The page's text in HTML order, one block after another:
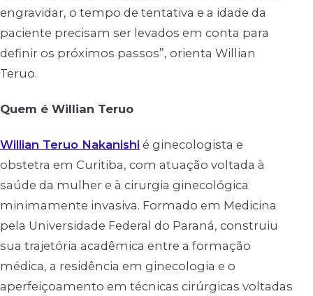
engravidar, o tempo de tentativa e a idade da
paciente precisam ser levados em conta para
definir os próximos passos”, orienta Willian
Teruo.
Quem é Willian Teruo
Willian Teruo Nakanishi é ginecologista e
obstetra em Curitiba, com atuação voltada à
saúde da mulher e à cirurgia ginecológica
minimamente invasiva. Formado em Medicina
pela Universidade Federal do Paraná, construiu
sua trajetória acadêmica entre a formação
médica, a residência em ginecologia e o
aperfeiçoamento em técnicas cirúrgicas voltadas